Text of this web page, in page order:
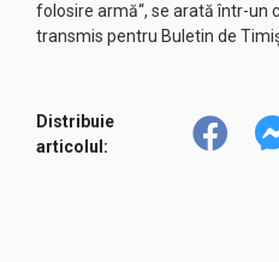
folosire armă“, se arată într-un
transmis pentru Buletin de
Distribuie
articolul: